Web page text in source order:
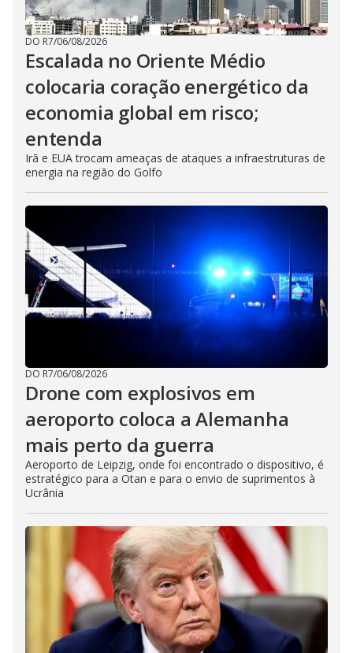
DO R7/06/08/2026
Escalada no Oriente Médio
colocaria coração energético da
economia global em risco;
entenda
Irã e EUA trocam ameaças de ataques a infraestruturas de
energia na região do Golfo
DO R7/06/08/2026
Drone com explosivos em
aeroporto coloca a Alemanha
mais perto da guerra
Aeroporto de Leipzig, onde foi encontrado o dispositivo, é
estratégico para a Otan e para o envio de suprimentos à
Ucrânia